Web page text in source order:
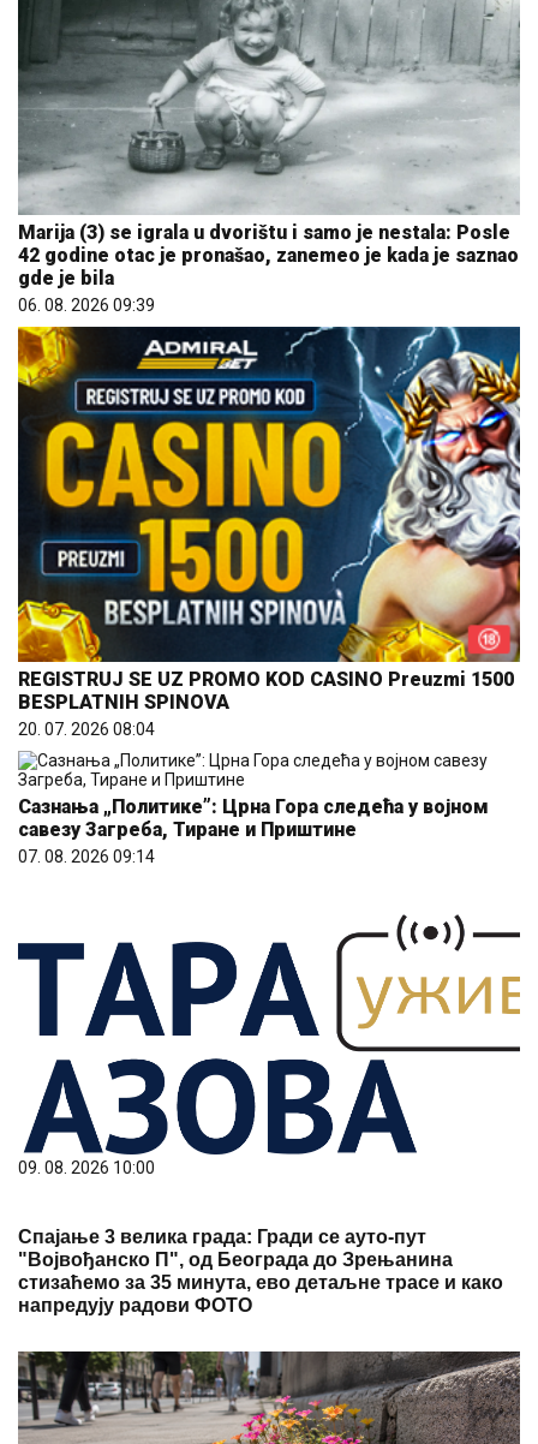
Marija (3) se igrala u dvorištu i samo je nestala: Posle
42 godine otac je pronašao, zanemeo je kada je saznao
gde je bila
06. 08. 2026 09:39
REGISTRUJ SE UZ PROMO KOD CASINO Preuzmi 1500
BESPLATNIH SPINOVA
20. 07. 2026 08:04
Сазнања „Политике”: Црна Гора следећа у војном
савезу Загреба, Тиране и Приштине
07. 08. 2026 09:14
09. 08. 2026 10:00
Спајање 3 велика града: Гради се ауто-пут
"Војвођанско П", од Београда до Зрењанина
стизаћемо за 35 минута, ево детаљне трасе и како
напредују радови ФОТО